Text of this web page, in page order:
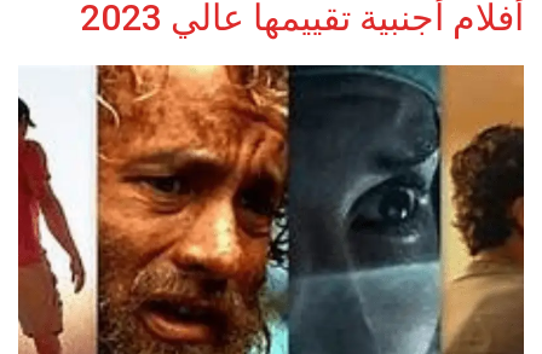
أفلام أجنبية تقييمها عالي 2023